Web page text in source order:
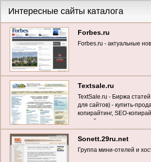
Интересные сайты каталога
Forbes.ru
Forbes.ru - актуальные
Textsale.ru
TextSale.ru - Биржа
для сайтов) - купить-
копирайтинг, SEO-
статей, переводы,
контентом)
Sonett.29ru.net
Группа мини-отелей и